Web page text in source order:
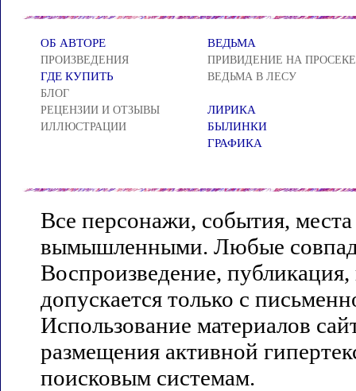
ОБ АВТОРЕ
ПРОИЗВЕДЕНИЯ
ГДЕ КУПИТЬ
БЛОГ
РЕЦЕНЗИИ И ОТЗЫВЫ
ИЛЛЮСТРАЦИИ
ВЕДЬМА
ПРИВИДЕНИЕ НА ПРОСЕКЕ
ВЕДЬМА В ЛЕСУ
ЛИРИКА
БЫЛИНКИ
ГРАФИКА
Все персонажи, события, места
вымышленными. Любые
Воспроизведение,
допускается только с
Использование материалов
размещения активной
поисковым системам.